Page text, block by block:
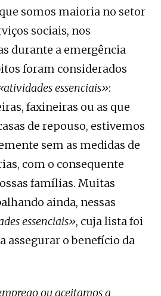
somos maioria no setor
sociais, nos
durante a emergência
foram considerados
essenciais»:
faxineiras ou as que
de repouso, estivemos
sem as medidas de
com o consequente
famílias. Muitas
ainda, nessas
essenciais», cuja lista foi
assegurar o benefício da
ou aceitamos a